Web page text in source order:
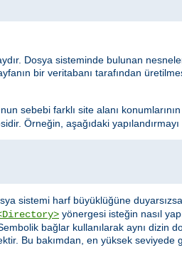
Dosya sisteminde bulunan
bir veritabanı tarafından
sebebi farklı site alanı
Örneğin, aşağıdaki yapılandırmayı
sistemi harf büyüklüğüne
yönergesi isteğin nasıl
bağlar kullanılarak aynı dizin
Bu bakımdan, en yüksek seviyede